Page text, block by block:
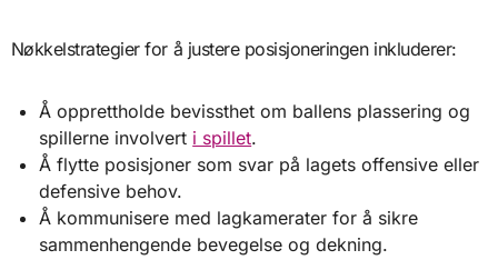
Nøkkelstrategier for å justere posisjoneringen inkluderer:
Å opprettholde bevissthet om ballens plassering og
spillerne involvert i spillet.
Å flytte posisjoner som svar på lagets offensive eller
defensive behov.
Å kommunisere med lagkamerater for å sikre
sammenhengende bevegelse og dekning.